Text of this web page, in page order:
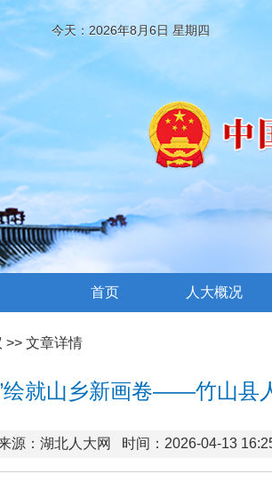
今天：2026年8月6日 星期四
首页 人大概况
>> 文章详情
绘就山乡新画卷——竹山县
源：湖北人大网 时间：2026-04-13